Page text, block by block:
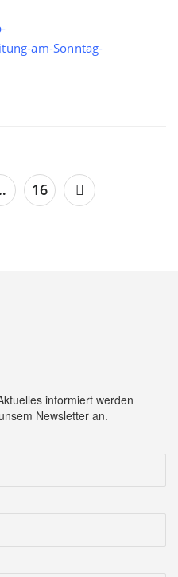
am-Sonntag-
16
informiert werden
Newsletter an.